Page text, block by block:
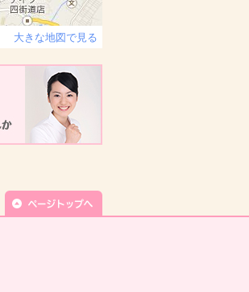
大きな地図で見る